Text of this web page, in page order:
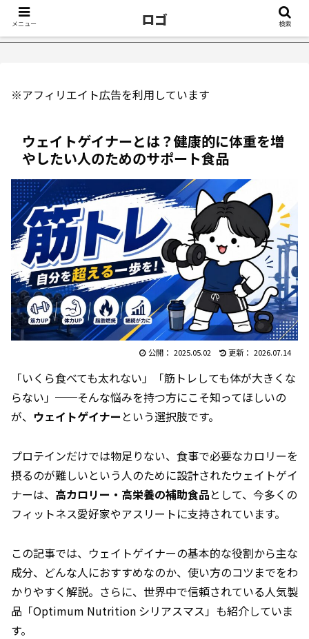
かけ５選｜不眠症体験談 【18万再生】YouTube：うつ病が
※アフィリエイト広告を利用しています
ウェイトゲイナーとは？健康的に体重を増
やしたい人のためのサポート食品
2025.05.02 2026.07.14
「いくら食べても太れない」「筋トレしても体が大きくな
らない」──そんな悩みを持つ方にこそ知ってほしいの
が、 ウェイトゲイナー という選択肢です。
プロテインだけでは物足りない、食事で必要なカロリーを
摂るのが難しいという人のために設計されたウェイトゲイ
ナーは、 高カロリー・高栄養の補助食品として、今多くの
フィットネス愛好家やアスリートに支持されています。
この記事では、ウェイトゲイナーの基本的な役割から主な
成分、どんな人におすすめなのか、使い方のコツまでをわ
かりやすく解説。さらに、世界中で信頼されている人気製
品「Optimum Nutrition シリアスマス」も紹介していま
す。
メニュー ロゴ 検索